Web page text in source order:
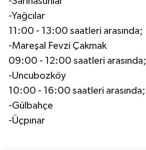
-Yağcılar
11:00 - 13:00 saatleri arasında;
-Mareşal Fevzi Çakmak
09:00 - 12:00 saatleri arasında;
-Uncubozköy
10:00 - 16:00 saatleri arasında;
-Gülbahçe
-Üçpınar